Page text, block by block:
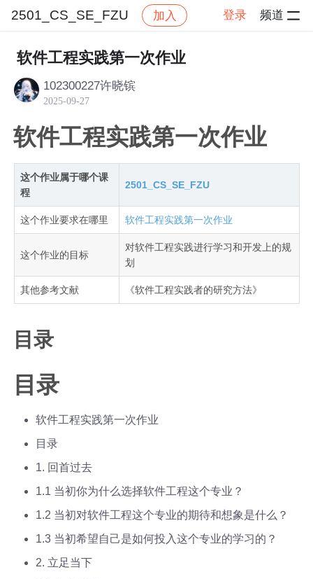
2501_CS_SE_FZU 加入 登录 频道
社区 2501_CS_SE_FZU 作业提交
软件工程实践第一次作业
102300227许晓镔
2025-09-27
软件工程实践第一次作业
这个作业属于哪个课
程
2501_CS_SE_FZU
这个作业要求在哪里 软件工程实践第一次作业
这个作业的目标
对软件工程实践进行学习和开发上的规
划
其他参考文献 《软件工程实践者的研究方法》
目录
目录
软件工程实践第一次作业
目录
1. 回首过去
1.1 当初你为什么选择软件工程这个专业？
1.2 当初对软件工程这个专业的期待和想象是什么？
1.3 当初希望自己是如何投入这个专业的学习的？
2. 立足当下